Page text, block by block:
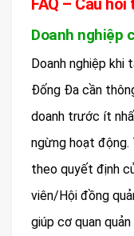
FAQ – Câu
Doanh nghiệp
Doanh nghiệp khi
Đống Đa cần
doanh trước ít
ngừng hoạt động.
theo quyết định
viên/Hội đồng
giúp cơ quan